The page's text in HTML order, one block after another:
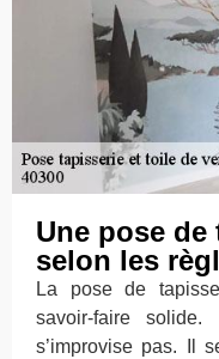
Une pose de
selon les
La pose de
savoir-faire solide.
s’improvise pas. Il